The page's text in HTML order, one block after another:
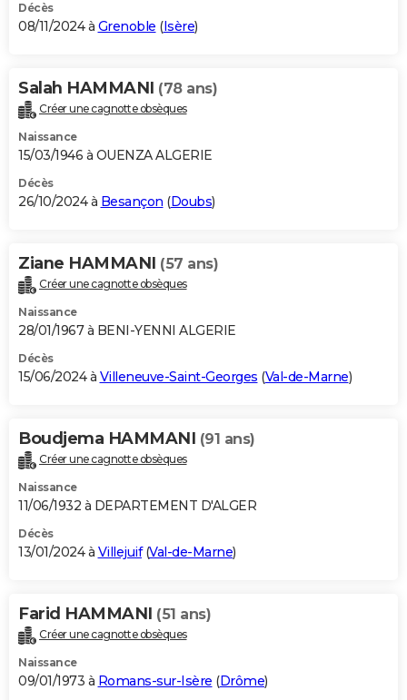
Décès
08/11/2024 à Grenoble (Isère)
Salah HAMMANI (78 ans)
Créer une cagnotte obsèques
Naissance
15/03/1946 à OUENZA ALGERIE
Décès
26/10/2024 à Besançon (Doubs)
Ziane HAMMANI (57 ans)
Créer une cagnotte obsèques
Naissance
28/01/1967 à BENI-YENNI ALGERIE
Décès
15/06/2024 à Villeneuve-Saint-Georges (Val-de-Marne)
Boudjema HAMMANI (91 ans)
Créer une cagnotte obsèques
Naissance
11/06/1932 à DEPARTEMENT D'ALGER
Décès
13/01/2024 à Villejuif(Val-de-Marne)
Farid HAMMANI (51 ans)
Créer une cagnotte obsèques
Naissance
09/01/1973 à Romans-sur-Isère (Drôme)